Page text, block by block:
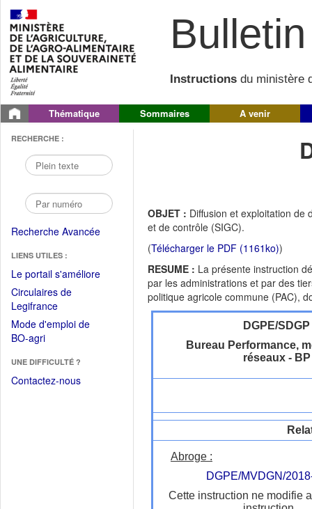
Instructions du ministère
Thématique Sommaires A venir
RECHERCHE :
Recherche Avancée
LIENS UTILES :
Le portail s'améliore(Fichier
Circulaires de
Legifrance(Ouvrir
dans
une
fenêtre)
Mode d'emploi de
BO-agri(Ouvrir
une
nouvelle
UNE DIFFICULTÉ ?
Contactez-nous
OBJET : Diffusion et exploitation de
et de contrôle (SIGC).
(Télécharger le PDF (1161ko))
RESUME : La présente instruction
par les administrations et par des
politique agricole commune (PAC),
DGPE/SDGP
Bureau Performance,
réseaux - BP
Abroge :
DGPE/MVDGN/
Cette instruction ne modifie